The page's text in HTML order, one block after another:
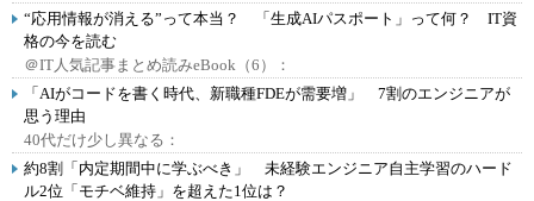
“応用情報が消える”って本当？ 「生成AIパスポート」って何？ IT資
格の今を読む
＠IT人気記事まとめ読みeBook（6）：
「AIがコードを書く時代、新職種FDEが需要増」 7割のエンジニアが
思う理由
40代だけ少し異なる：
約8割「内定期間中に学ぶべき」 未経験エンジニア自主学習のハード
ル2位「モチベ維持」を超えた1位は？